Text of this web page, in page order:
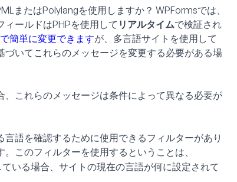
またはPolylangを使用しますか？ WPFormsでは、
ールドはPHPを使用して リアルタイムで検証され
簡単に変更できますが、多言語サイトを使用して
いてこれらのメッセージを変更する必要がある場
これらのメッセージは条件によって異なる必要が
語を確認するために使用できるフィルターがあり
。このフィルターを使用するということは、
いる場合、サイトの現在の言語が何に設定されて